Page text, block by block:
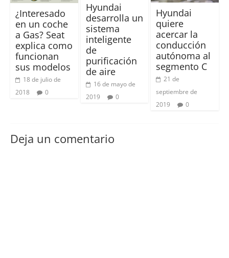
¿Interesado
en un coche
a Gas? Seat
explica como
funcionan
sus modelos
18 de julio de
2018
0
Hyundai
desarrolla un
sistema
inteligente
de
purificación
de aire
16 de mayo de
2019
0
Hyundai
quiere
acercar la
conducción
autónoma al
segmento C
21 de
septiembre de
2019
0
Deja un comentario